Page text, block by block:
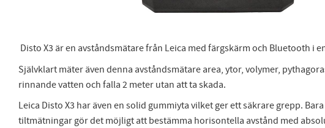
Disto X3 är en avståndsmätare från Leica med färgskärm och Bluetooth
Självklart mäter även denna avståndsmätare area, ytor, volymer,
rinnande vatten och falla 2 meter utan att ta skada.
Leica Disto X3 har även en solid gummiyta vilket ger ett säkrare grepp.
tiltmätningar gör det möjligt att bestämma horisontella avstånd med